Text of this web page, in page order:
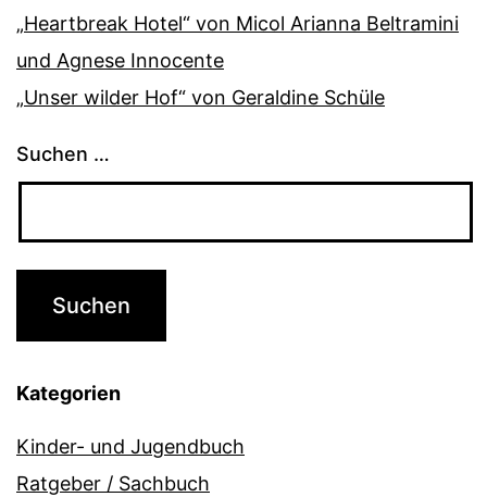
„Heartbreak Hotel“ von Micol Arianna Beltramini
und Agnese Innocente
„Unser wilder Hof“ von Geraldine Schüle
Suchen …
Kategorien
Kinder- und Jugendbuch
Ratgeber / Sachbuch